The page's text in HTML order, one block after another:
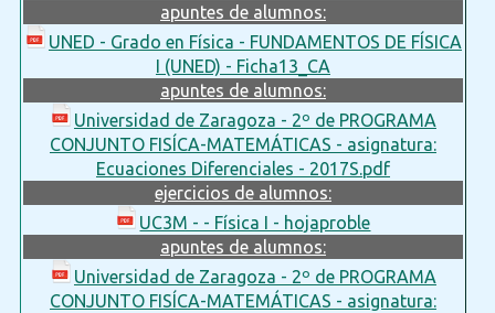
apuntes de alumnos:
UNED - Grado en Física - FUNDAMENTOS DE FÍSICA
I (UNED) - Ficha13_CA
apuntes de alumnos:
Universidad de Zaragoza - 2º de PROGRAMA
CONJUNTO FISÍCA-MATEMÁTICAS - asignatura:
Ecuaciones Diferenciales - 2017S.pdf
ejercicios de alumnos:
UC3M - - Física I - hojaproble
apuntes de alumnos:
Universidad de Zaragoza - 2º de PROGRAMA
CONJUNTO FISÍCA-MATEMÁTICAS - asignatura: